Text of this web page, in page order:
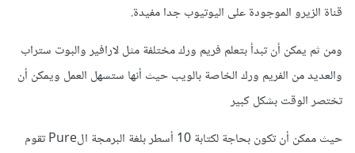
قناة الزيرو الموجودة على اليوتيوب جدا مفيدة.
ومن ثم يمكن أن تبدأ بتعلم فريم ورك مختلفة مثل لارافير والبوت ستراب
والعديد من الفريم ورك الخاصة بالويب حيث أنها ستسهل العمل ويمكن أن
تختصر الوقت بشكل كبير
حيث ممكن أن تكون بحاجة لكتابة 10 أسطر بلغة البرمجة الPure تقوم